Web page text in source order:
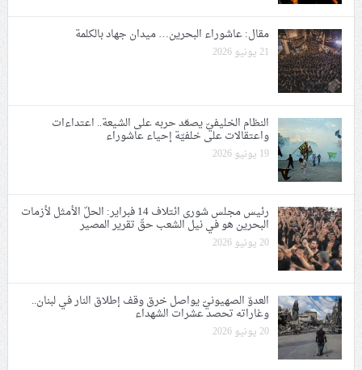
مقال: عاشوراء البحرين… ميدان جهاد بالكلمة
21 يونيو 2026
النظام الخليفيّ يصعّد حربه على الشيعة.. اعتداءات
واعتقالات على خلفيّة إحياء عاشوراء
19 يونيو 2026
رئيس مجلس شورى ائتلاف 14 فبراير: الحلّ الأمثل لأزمات
البحرين هو في نيل الشعب حقّ تقرير المصير
20 يونيو 2026
العدوّ الصهيونيّ يواصل خرق وقف إطلاق النار في لبنان..
وغاراته تحصد عشرات الشهداء
20 يونيو 2026